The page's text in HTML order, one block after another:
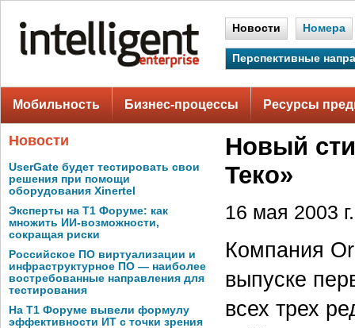
Новости Номера
Перспективные
Мобильность Бизнес-процессы Ресурсы
Новости
UserGate будет тестировать свои
решения при помощи
оборудования Xinertel
Эксперты на Т1 Форуме: как
множить ИИ-возможности,
сокращая риски
Российское ПО виртуализации и
инфраструктурное ПО — наиболее
востребованные направления для
тестирования
На Т1 Форуме вывели формулу
эффективности ИТ с точки зрения
Новый
Теко»
16 мая 2003 г.
Компания
выпуске
всех трех